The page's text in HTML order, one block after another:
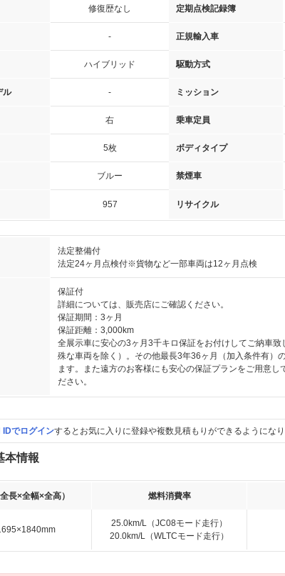
修復歴なし 定期点検記録簿
- 正規輸入車
ハイブリッド 駆動方式
ル - ミッション
右 乗車定員
5枚 ボディタイプ
ブルー 禁煙車
957 リサイクル
法定整備付
法定24ヶ月点検付※貨物など一部車両は12ヶ月点検
保証付
詳細については、販売店にご確認ください。
保証期間：3ヶ月
保証距離：3,000km
全展示車に安心の3ヶ月3千キロ保証をお付けしてご納車
殊な車両を除く）。その他最長3年36ヶ月（加入条件有）
ます。また遠方のお客様にも安心の保証プランをご用意し
ださい。
でログインするとお気に入りに登録や複数見積もりができるようになり
本情報
長×全幅×全高） 燃料消費率
25.0km/L（JC08モード走行）
20.0km/L（WLTCモード走行）